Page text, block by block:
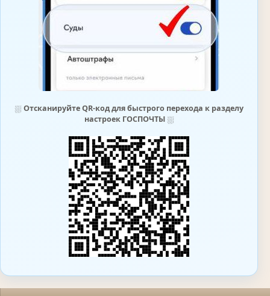
⛆ Отсканируйте QR-код для быстрого перехода к разделу
настроек ГОСПОЧТЫ⛆